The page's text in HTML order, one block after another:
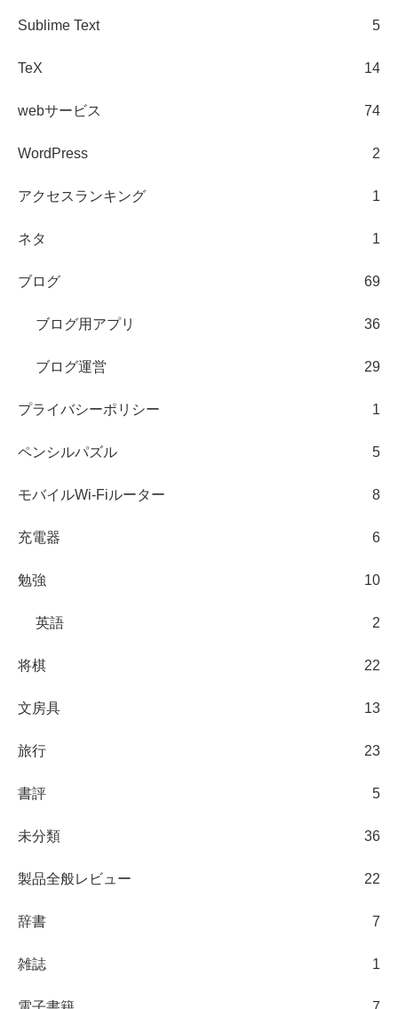
Sublime Text 5
TeX 14
webサービス 74
WordPress 2
アクセスランキング 1
ネタ 1
ブログ 69
ブログ用アプリ 36
ブログ運営 29
プライバシーポリシー 1
ペンシルパズル 5
モバイルWi-Fiルーター 8
充電器 6
勉強 10
英語 2
将棋 22
文房具 13
旅行 23
書評 5
未分類 36
製品全般レビュー 22
辞書 7
雑誌 1